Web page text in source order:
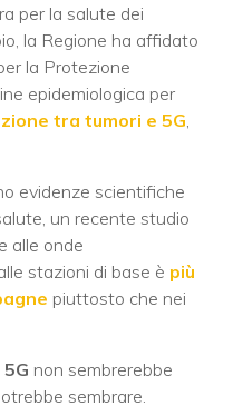
per la salute dei
la Regione ha affidato
la Protezione
epidemiologica per
tra tumori e 5G,
evidenze scientifiche
un recente studio
alle onde
stazioni di base è più
piuttosto che nei
non sembrerebbe
sembrare.